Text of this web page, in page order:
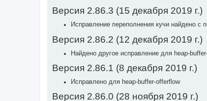
Версия 2.86.3 (15 декабря 2019 г.)
Исправление переполнения кучи найдено с
Версия 2.86.2 (12 декабря 2019 г.)
Найдено другое исправление для heap-
Версия 2.86.1 (8 декабря 2019 г.)
Исправлено для heap-buffer-offerflow
Версия 2.86.0 (28 ноября 2019 г.)